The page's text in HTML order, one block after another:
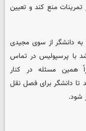
منع کند و تعیین
به دانشگر از سوی مجیدی
با پرسپولیس در تماس
همین مسئله در کنار
تا دانشگر برای فصل نقل
شود.